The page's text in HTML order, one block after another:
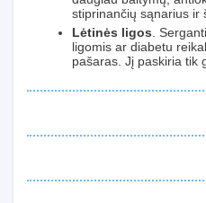
stiprinančių sąnarius ir
Lėtinės ligos.
ligomis ar diabetu
pašaras. Jį paskiria tik